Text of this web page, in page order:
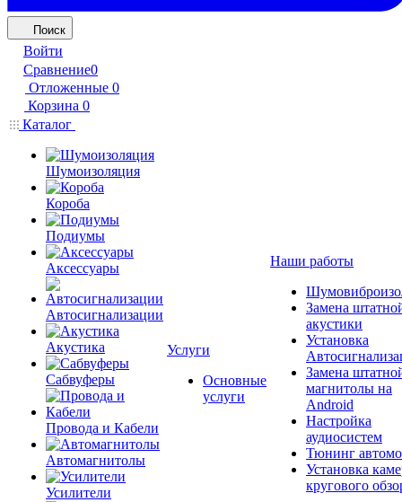
Поиск
Войти
Сравнение0
Отложенные 0
Корзина 0
Каталог
Шумоизоляция
Короба
Подиумы
Аксессуары
Автосигнализации
Акустика
Сабвуферы
Провода и Кабели
Автомагнитолы
Усилители
Услуги
Основные
услуги
Наши работы
Замена
акустики
Установка
Замена
магнитолы на
Android
Настройка
аудиосистем
Тюнинг
Установка
кругового